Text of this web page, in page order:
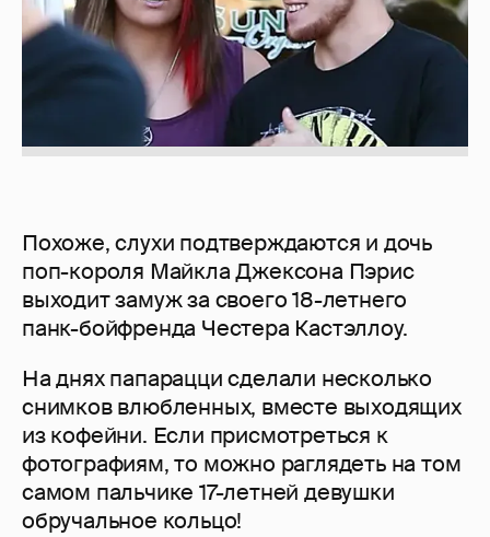
Похоже, слухи подтверждаются и дочь
поп-короля Майкла Джексона Пэрис
выходит замуж за своего 18-летнего
панк-бойфренда Честера Кастэллоу.
На днях папарацци сделали несколько
снимков влюбленных, вместе выходящих
из кофейни. Если присмотреться к
фотографиям, то можно раглядеть на том
самом пальчике 17-летней девушки
обручальное кольцо!